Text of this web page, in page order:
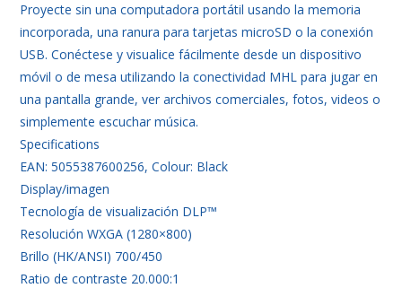
Proyecte sin una computadora portátil usando la memoria
incorporada, una ranura para tarjetas microSD o la conexión
USB. Conéctese y visualice fácilmente desde un dispositivo
móvil o de mesa utilizando la conectividad MHL para jugar en
una pantalla grande, ver archivos comerciales, fotos, videos o
simplemente escuchar música.
Specifications
EAN: 5055387600256, Colour: Black
Display/imagen
Tecnología de visualización DLP™
Resolución WXGA (1280×800)
Brillo (HK/ANSI) 700/450
Ratio de contraste 20.000:1